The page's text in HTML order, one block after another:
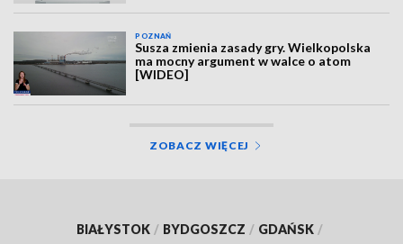
POZNAŃ
Susza zmienia zasady gry. Wielkopolska
ma mocny argument w walce o atom
[WIDEO]
ZOBACZ WIĘCEJ
BIAŁYSTOK / BYDGOSZCZ / GDAŃSK /